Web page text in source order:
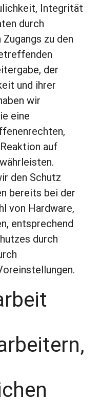
Integrität
durch
zu den
der
und ihrer
wir
eine
auf
den Schutz
bereits bei der
von Hardware,
entsprechend
durch